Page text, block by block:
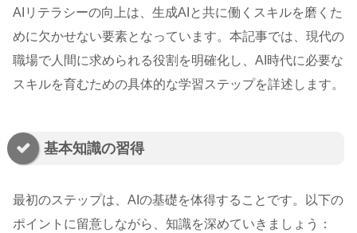
AIリテラシーの向上は、生成AIと共に働くスキルを磨くた
めに欠かせない要素となっています。本記事では、現代の
職場で人間に求められる役割を明確化し、AI時代に必要な
スキルを育むための具体的な学習ステップを詳述します。
基本知識の習得
最初のステップは、AIの基礎を体得することです。以下の
ポイントに留意しながら、知識を深めていきましょう：